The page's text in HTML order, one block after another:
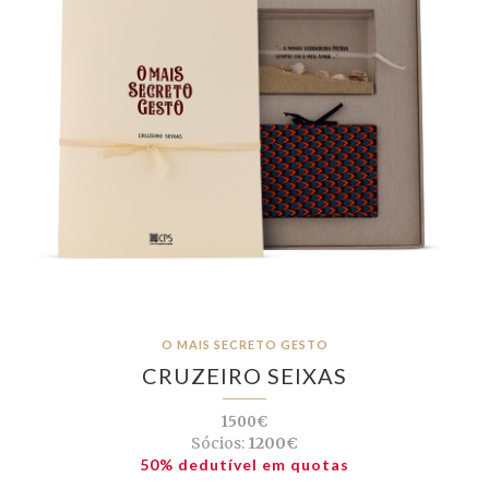
O MAIS SECRETO GESTO
CRUZEIRO SEIXAS
1500€
Sócios: 1200€
50% dedutível em quotas